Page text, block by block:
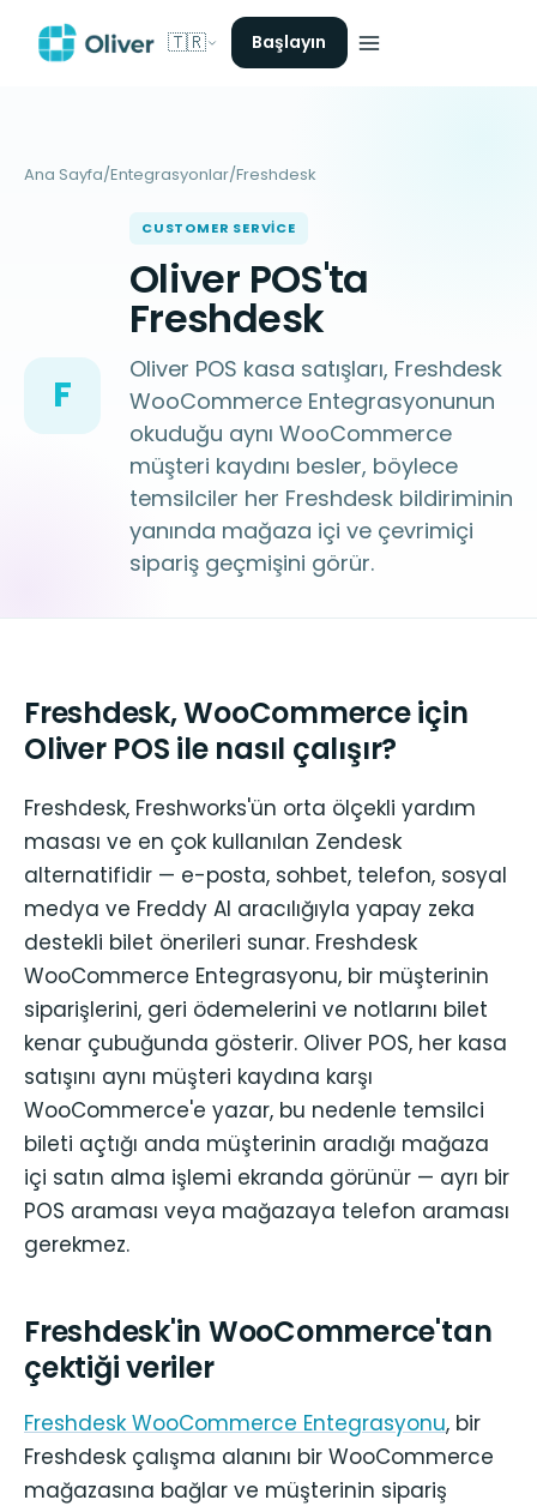
🇹🇷 Başlayın
Ana Sayfa/Entegrasyonlar/Freshdesk
F
CUSTOMER SERVICE
Oliver POS'ta
Freshdesk
Oliver POS kasa satışları, Freshdesk
WooCommerce Entegrasyonunun
okuduğu aynı WooCommerce
müşteri kaydını besler, böylece
temsilciler her Freshdesk bildiriminin
yanında mağaza içi ve çevrimiçi
sipariş geçmişini görür.
Freshdesk, WooCommerce için
Oliver POS ile nasıl çalışır?
Freshdesk, Freshworks'ün orta ölçekli yardım
masası ve en çok kullanılan Zendesk
alternatifidir — e-posta, sohbet, telefon, sosyal
medya ve Freddy AI aracılığıyla yapay zeka
destekli bilet önerileri sunar. Freshdesk
WooCommerce Entegrasyonu, bir müşterinin
siparişlerini, geri ödemelerini ve notlarını bilet
kenar çubuğunda gösterir. Oliver POS, her kasa
satışını aynı müşteri kaydına karşı
WooCommerce'e yazar, bu nedenle temsilci
bileti açtığı anda müşterinin aradığı mağaza
içi satın alma işlemi ekranda görünür — ayrı bir
POS araması veya mağazaya telefon araması
gerekmez.
Freshdesk'in WooCommerce'tan
çektiği veriler
Freshdesk WooCommerce Entegrasyonu, bir
Freshdesk çalışma alanını bir WooCommerce
mağazasına bağlar ve müşterinin sipariş